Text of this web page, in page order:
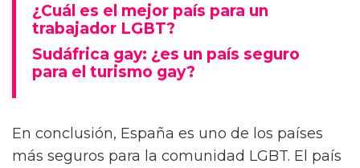
¿Cuál es el mejor país para un
trabajador LGBT?
Sudáfrica gay: ¿es un país seguro
para el turismo gay?
En conclusión, España es uno de los países
más seguros para la comunidad LGBT. El país